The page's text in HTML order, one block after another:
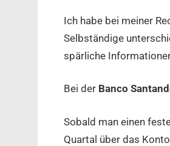
Ich habe bei meiner
Selbständige
spärliche
Bei der Banco
Sobald man einen
Quartal über das